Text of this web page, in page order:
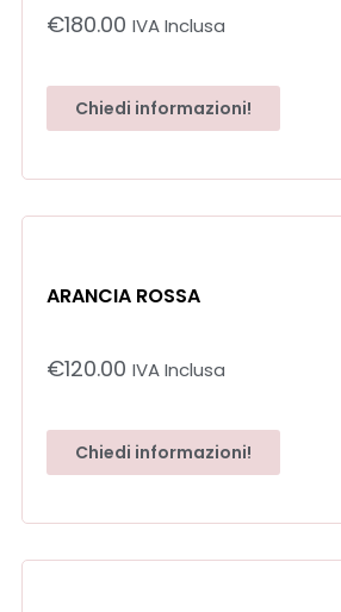
€180.00 IVA Inclusa
Chiedi informazioni!
ARANCIA ROSSA
€120.00 IVA Inclusa
Chiedi informazioni!